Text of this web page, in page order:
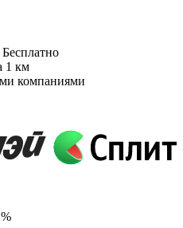
Бесплатно
1 км
компаниями